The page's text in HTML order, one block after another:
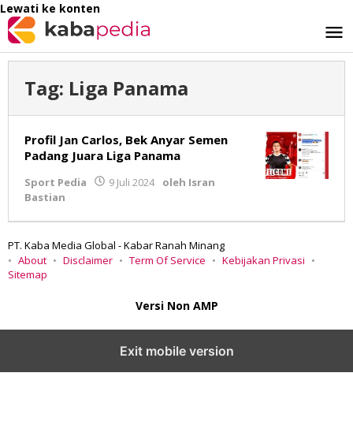
Lewati ke konten
Tag: Liga Panama
Profil Jan Carlos, Bek Anyar Semen
Padang Juara Liga Panama
Sport Pedia 9 Juli 2024 oleh Isran
Bastian
PT. Kaba Media Global - Kabar Ranah Minang
About
Disclaimer Term Of Service
Kebijakan Privasi
Sitemap
Versi Non AMP
Exit mobile version